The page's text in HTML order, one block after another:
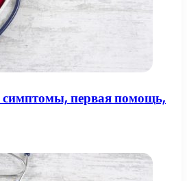
симптомы, первая помощь,